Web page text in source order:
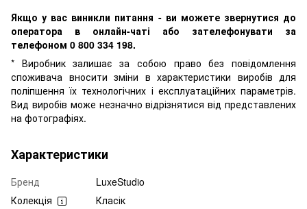
Якщо у вас виникли питання - ви можете звернутися до
оператора в онлайн-чаті або зателефонувати за
телефоном 0 800 334 198.
* Виробник залишає за собою право без повідомлення
споживача вносити зміни в характеристики виробів для
поліпшення їх технологічних і експлуатаційних параметрів.
Вид виробів може незначно відрізнятися від представлених
на фотографіях.
Характеристики
Бренд
LuxeStudio
Колекція
Класік